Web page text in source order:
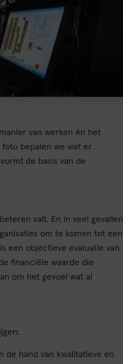
van werken én het
foto bepalen we wat er
de basis van de
valt. En in veel gevallen
om te komen tot een
een objectieve evaluatie van
financiële waarde die
om het gevoel wat al
de hand van kwalitatieve en